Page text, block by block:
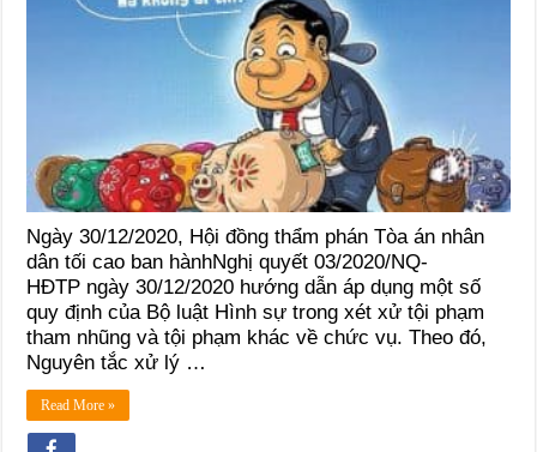
Ngày 30/12/2020, Hội đồng thẩm phán Tòa án nhân
dân tối cao ban hànhNghị quyết 03/2020/NQ-
HĐTP ngày 30/12/2020 hướng dẫn áp dụng một số
quy định của Bộ luật Hình sự trong xét xử tội phạm
tham nhũng và tội phạm khác về chức vụ. Theo đó,
Nguyên tắc xử lý …
Read More »